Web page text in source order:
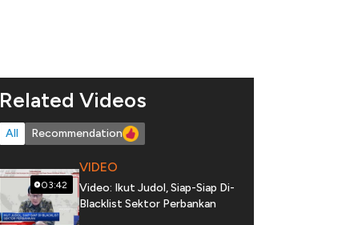
Related Videos
All Recommendation
03:42
VIDEO
Video: Ikut Judol, Siap-Siap Di-
Blacklist Sektor Perbankan